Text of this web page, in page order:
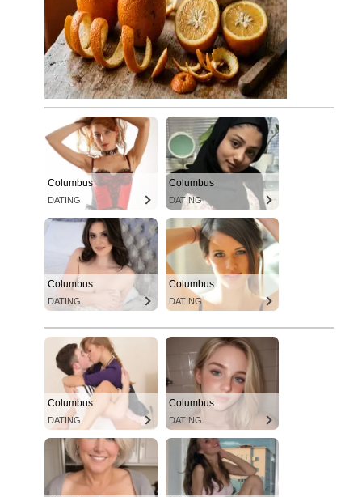
Columbus
DATING
Columbus
DATING
Columbus
DATING
Columbus
DATING
Columbus
DATING
Columbus
DATING